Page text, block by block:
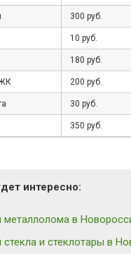
300 руб.
10 руб.
180 руб.
200 руб.
30 руб.
350 руб.
интересно:
металлолома в
и стеклотары в